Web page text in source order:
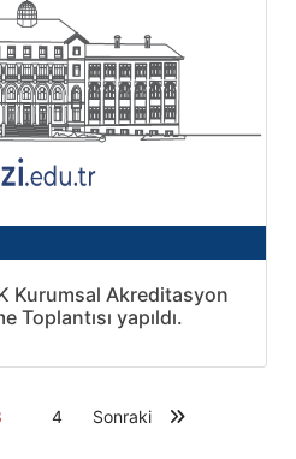
Kurumsal Akreditasyon
Toplantısı yapıldı.
4 Sonraki